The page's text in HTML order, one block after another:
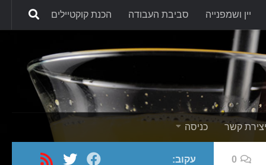
Skip to content יין ושמפנייה סביבת העבודה הכנת קוקטיילים
יצירת קשר כניסה
0 עקוב: